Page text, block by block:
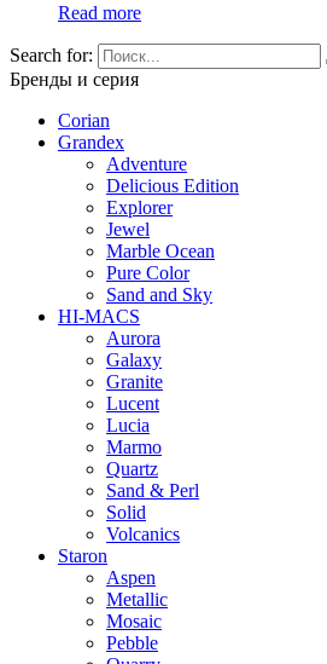
Read more
Search for:
Бренды и серия
Corian
Grandex
Adventure
Delicious Edition
Explorer
Jewel
Marble Ocean
Pure Color
Sand and Sky
HI-MACS
Aurora
Galaxy
Granite
Lucent
Lucia
Marmo
Quartz
Sand & Perl
Solid
Volcanics
Staron
Aspen
Metallic
Mosaic
Pebble